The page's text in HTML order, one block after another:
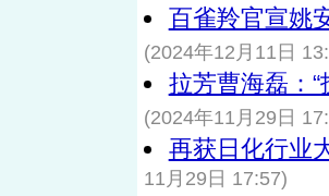
百雀羚官宣姚
(2024年12月11日
拉芳曹海磊：
(2024年11月29日
再获日化行业
11月29日 17:57)